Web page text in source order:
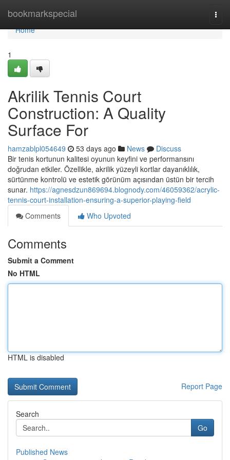
bookmarkspecial
Home
Home
1
Akrilik Tennis Court
Construction: A Quality
Surface For
hamzablpl054649 53 days ago News
Discuss
Bir tenis kortunun kalitesi oyunun keyfini ve performansını
doğrudan etkiler. Özellikle, akrilik yüzeyli kortlar dayanıklılık,
sürtünme kontrolü ve estetik görünüm açısından üstün bir tercih
sunar. https://agnesdzun869694.blognody.com/46059362/acrylic-
tennis-court-installation-ensuring-a-superior-playing-field
Comments
Who Upvoted
Comments
Submit a Comment
No HTML
HTML is disabled
Report Page
Search
Go
Published News